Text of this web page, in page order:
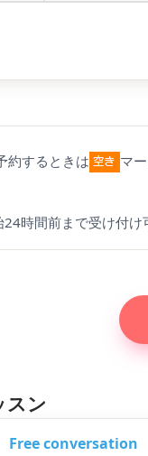
約するときは
マ
時間前まで受け付け
スン
Free conversation